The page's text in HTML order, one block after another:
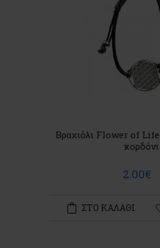
Βραχιόλι Flower of
κορδόνι
2.00€
ΣΤΟ ΚΑΛΑΘΙ